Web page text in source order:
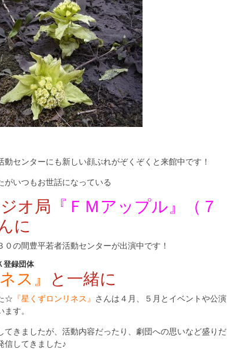
動センターにも新しい顔ぶれがぞくぞくと来館中です！
がいつもお世話になっている
オ局 『ＦＭアップル』（７
に
の間豊平若者活動センターが出演中です！
登録団体
ス』 と一緒に
☆ 『星くずロンリネス』
さんは４月、５月とイベントや公演
す。
てきましたが、活動内容だったり、劇団への思いなど盛りだ
信してきました♪